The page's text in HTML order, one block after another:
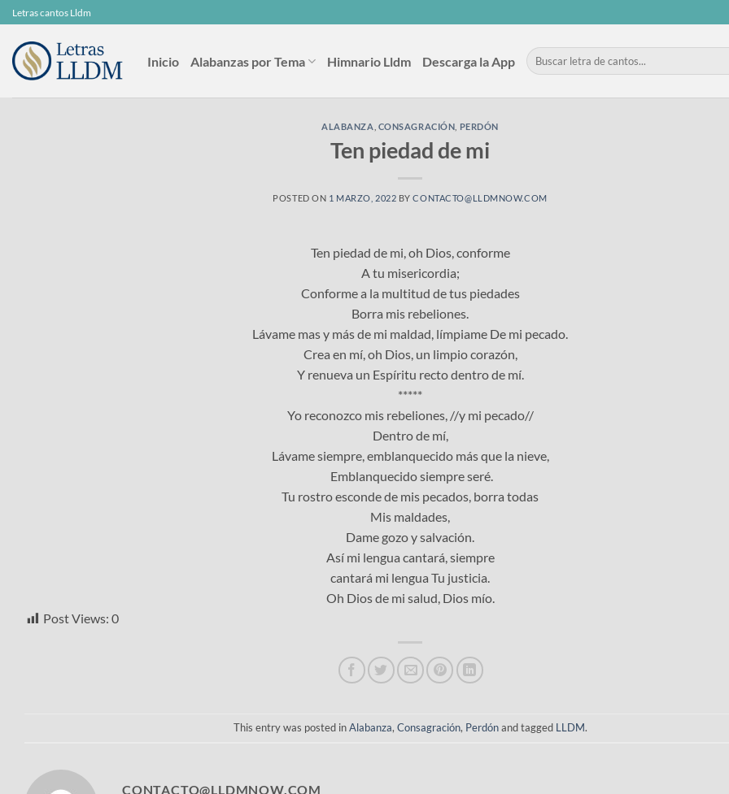
Skip
to
content
Letras cantos Lldm
Inicio Alabanzas por Tema Himnario Lldm Descarga la App
ALABANZA CONSAGRACIÓN PERDÓN
Ten piedad de mi
POSTED ON 1 MARZO, 2022 BYCONTACTO@LLDMNOW.COM
Ten piedad de mi, oh Dios, conforme
A tu misericordia;
Conforme a la multitud de tus piedades
Borra mis rebeliones.
Lávame mas y más de mi maldad, límpiame De mi pecado.
Crea en mí, oh Dios, un limpio corazón,
Y renueva un Espíritu recto dentro de mí.
*****
Yo reconozco mis rebeliones, //y mi pecado//
Dentro de mí,
Lávame siempre, emblanquecido más que la nieve,
Emblanquecido siempre seré.
Tu rostro esconde de mis pecados, borra todas
Mis maldades,
Dame gozo y salvación.
Así mi lengua cantará, siempre
cantará mi lengua Tu justicia.
Oh Dios de mi salud, Dios mío.
Post Views: 0
This entry was posted inAlabanza, Consagración, Perdónand tagged LLDM.
CONTACTO@LLDMNOW.COM